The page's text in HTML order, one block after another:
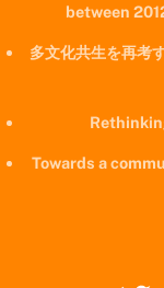
between
多文化共生を再考
Towards a